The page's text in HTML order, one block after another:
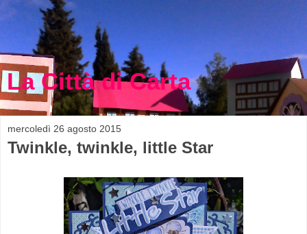
La Città di Carta
mercoledì 26 agosto 2015
Twinkle, twinkle, little Star